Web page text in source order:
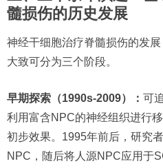
髓损伤的历史发展
神经干细胞治疗脊髓损伤的发
大致可分为三个阶段。
早期探索（1990s-2009）： 可
利用富含NPC的神经组织进行
初步效果。1995年前后，研究
NPC，随后将人源NPC应用于